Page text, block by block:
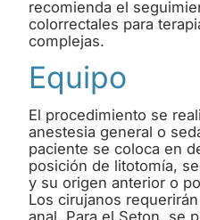
recomienda el
colorrectales para
complejas.
Equipo
El procedimiento se
anestesia general o
paciente se coloca en
posición de litotomía,
y su origen anterior o
Los cirujanos